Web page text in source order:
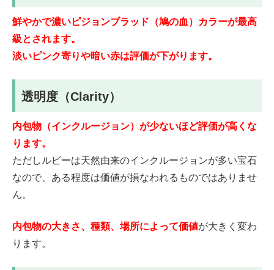
鮮やかで濃いピジョンブラッド（鳩の血）カラーが最高
級とされます。
淡いピンク寄りや暗い赤は評価が下がります。
透明度（Clarity）
内包物（インクルージョン）が少ないほど評価が高くな
ります。
ただしルビーは天然由来のインクルージョンが多い宝石
なので、ある程度は価値が損なわれるものではありませ
ん。
内包物の大きさ、種類、場所によって価値が大きく変わ
ります。